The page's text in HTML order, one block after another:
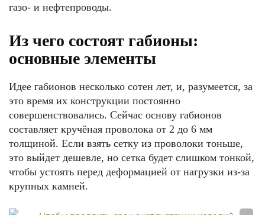
газо- и нефтепроводы.
Из чего состоят габионы:
основные элементы
Идее габионов несколько сотен лет, и, разумеется, за
это время их конструкции постоянно
совершенствовались. Сейчас основу габионов
составляет кручёная проволока от 2 до 6 мм
толщиной. Если взять сетку из проволоки тоньше,
это выйдет дешевле, но сетка будет слишком тонкой,
чтобы устоять перед деформацией от нагрузки из-за
крупных камней.